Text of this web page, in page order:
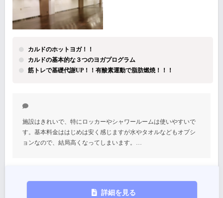
カルドのホットヨガ！！
カルドの基本的な３つのヨガプログラム
筋トレで基礎代謝UP！！有酸素運動で脂肪燃焼！！！
施設はきれいで、特にロッカーやシャワールームは使いやすいで
す。基本料金ははじめは安く感じますが水やタオルなどもオプシ
ョンなので、結局高くなってしまいます。…
詳細を見る